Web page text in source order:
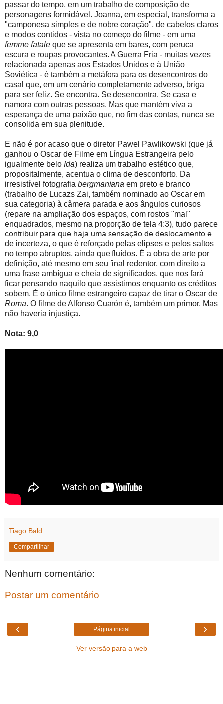
passar do tempo, em um trabalho de composição de
personagens formidável. Joanna, em especial, transforma a
"camponesa simples e de nobre coração", de cabelos claros
e modos contidos - vista no começo do filme - em uma
femme fatale que se apresenta em bares, com peruca
escura e roupas provocantes. A Guerra Fria - muitas vezes
relacionada apenas aos Estados Unidos e à União
Soviética - é também a metáfora para os desencontros do
casal que, em um cenário completamente adverso, briga
para ser feliz. Se encontra. Se desencontra. Se casa e
namora com outras pessoas. Mas que mantém viva a
esperança de uma paixão que, no fim das contas, nunca se
consolida em sua plenitude.
E não é por acaso que o diretor Pawel Pawlikowski (que já
ganhou o Oscar de Filme em Língua Estrangeira pelo
igualmente belo Ida) realiza um trabalho estético que,
propositalmente, acentua o clima de desconforto. Da
irresistível fotografia bergmaniana em preto e branco
(trabalho de Lucazs Zai, também nominado ao Oscar em
sua categoria) à câmera parada e aos ângulos curiosos
(repare na ampliação dos espaços, com rostos "mal"
enquadrados, mesmo na proporção de tela 4:3), tudo parece
contribuir para que haja uma sensação de deslocamento e
de incerteza, o que é reforçado pelas elipses e pelos saltos
no tempo abruptos, ainda que fluídos. É a obra de arte por
definição, até mesmo em seu final redentor, com direito a
uma frase ambígua e cheia de significados, que nos fará
ficar pensando naquilo que assistimos enquanto os créditos
sobem. É o único filme estrangeiro capaz de tirar o Oscar de
Roma. O filme de Alfonso Cuarón é, também um primor. Mas
não haveria injustiça.
Nota: 9,0
Tiago Bald
Compartilhar
Nenhum comentário:
Postar um comentário
‹ ›
Página inicial
Ver versão para a web